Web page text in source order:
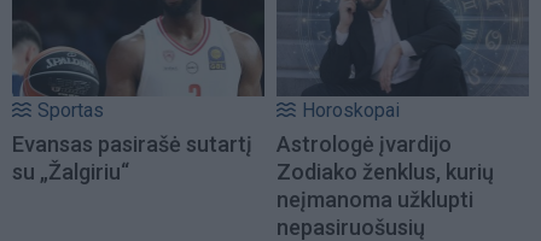
Sportas
Evansas pasirašė sutartį
su „Žalgiriu“
Horoskopai
Astrologė įvardijo
Zodiako ženklus, kurių
neįmanoma užklupti
nepasiruošusių